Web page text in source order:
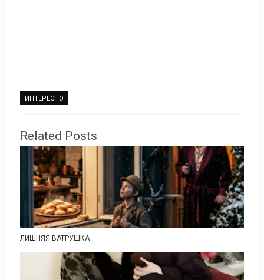
ИНТЕРЕСНО
Related Posts
ЛИШНЯЯ ВАТРУШКА